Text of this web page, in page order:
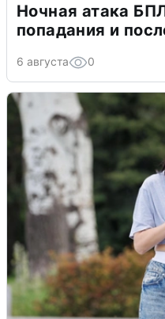
Ночная атака
попадания и
6 августа 0